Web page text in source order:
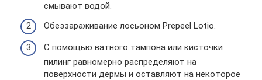
смывают водой.
Обеззараживание лосьоном Prepeel Lotio.
С помощью ватного тампона или кисточки
пилинг равномерно распределяют на
поверхности дермы и оставляют на некоторое